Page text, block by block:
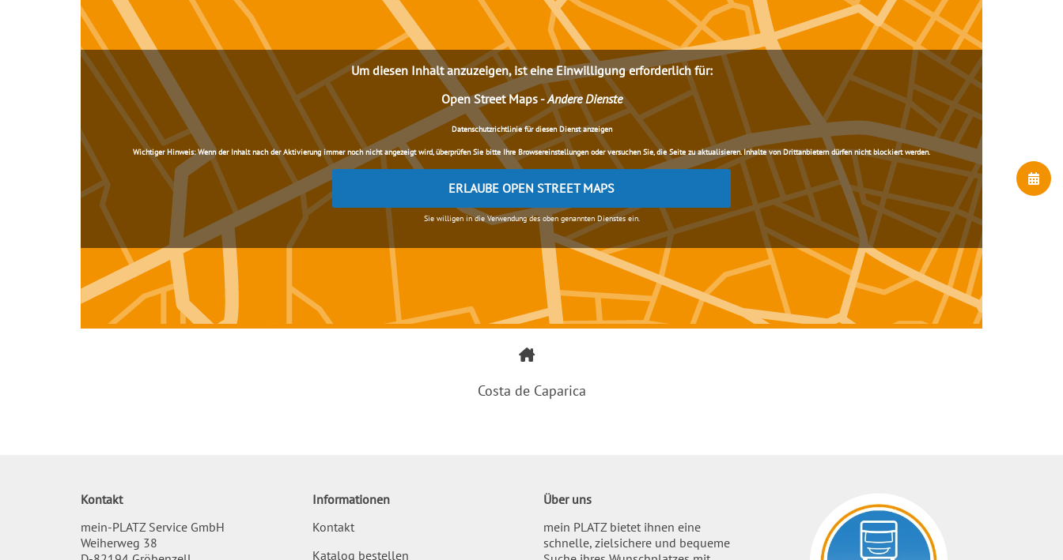
Um diesen Inhalt anzuzeigen, ist eine Einwilligung erforderlich für:
Open Street Maps-Andere Dienste
Datenschutzrichtlinie für diesen Dienst anzeigen
Wichtiger Hinweis:Wenn der Inhalt nach der Aktivierung immer noch nicht angezeigt wird, überprüfen Sie bitte Ihre Browsereinstellungen oder versuchen Sie, die Seite zu aktualisieren. Inhalte von Drittanbietern dürfen nicht blockiert werden.
ERLAUBE OPEN STREET MAPS
Sie willigen in die Verwendung des oben genannten Dienstes ein.
Costa de Caparica
Kontakt
mein-PLATZ Service GmbH
Weiherweg 38
Informationen
Kontakt
Katalog bestellen
Über uns
mein PLATZ bietet ihnen eine
schnelle, zielsichere und bequeme